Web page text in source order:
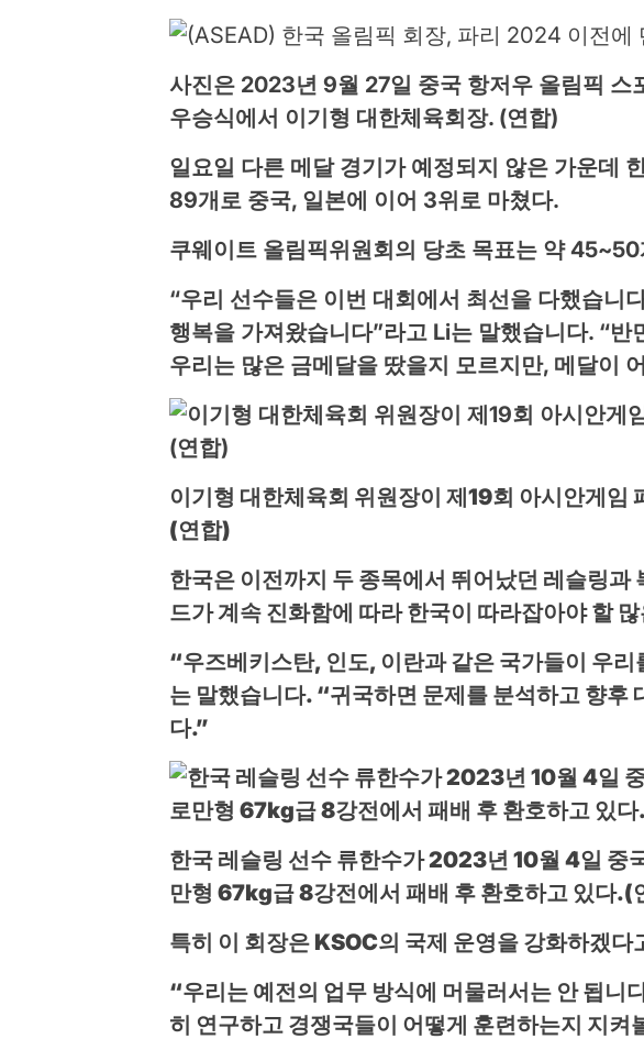
사진은 2023년 9월 27일 중국 항저우 올림픽
우승식에서 이기형 대한체육회장. (연합)
일요일 다른 메달 경기가 예정되지 않은 가운데
89개로 중국, 일본에 이어 3위로 마쳤다.
쿠웨이트 올림픽위원회의 당초 목표는 약
“우리 선수들은 이번 대회에서 최선을 다했습니
행복을 가져왔습니다”라고 Li는 말했습니다. “
우리는 많은 금메달을 땄을지 모르지만, 메달이
이기형 대한체육회 위원장이 제19회 아시안게
(연합)
한국은 이전까지 두 종목에서 뛰어났던 레슬링
드가 계속 진화함에 따라 한국이 따라잡아야 할
“우즈베키스탄, 인도, 이란과 같은 국가들이 우
는 말했습니다. “귀국하면 문제를 분석하고 향후
다.”
한국 레슬링 선수 류한수가 2023년 10월 4일 중
만형 67kg급 8강전에서 패배 후 환호하고 있다.(
특히 이 회장은 KSOC의 국제 운영을 강화하겠다
“우리는 예전의 업무 방식에 머물러서는 안 됩니
히 연구하고 경쟁국들이 어떻게 훈련하는지 지켜